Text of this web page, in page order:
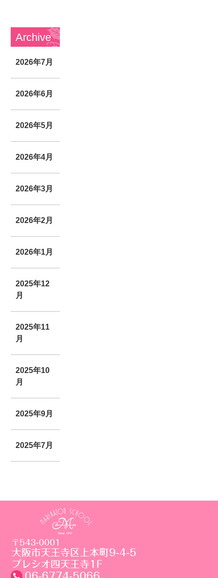
Archive
2026年7月
2026年6月
2026年5月
2026年4月
2026年3月
2026年2月
2026年1月
2025年12
月
2025年11
月
2025年10
月
2025年9月
2025年7月